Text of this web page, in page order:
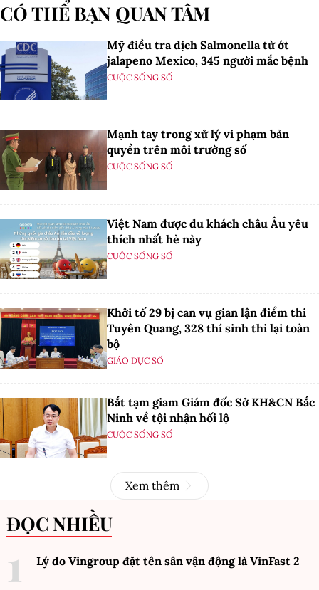
CÓ THỂ BẠN QUAN TÂM
Mỹ điều tra dịch Salmonella từ ớt
jalapeno Mexico, 345 người mắc bệnh
CUỘC SỐNG SỐ
Mạnh tay trong xử lý vi phạm bản
quyền trên môi trường số
CUỘC SỐNG SỐ
Việt Nam được du khách châu Âu yêu
thích nhất hè này
CUỘC SỐNG SỐ
Khởi tố 29 bị can vụ gian lận điểm thi
Tuyên Quang, 328 thí sinh thi lại toàn
bộ
GIÁO DỤC SỐ
Bắt tạm giam Giám đốc Sở KH&CN Bắc
Ninh về tội nhận hối lộ
CUỘC SỐNG SỐ
Xem thêm
ĐỌC NHIỀU
Lý do Vingroup đặt tên sân vận động là VinFast 2